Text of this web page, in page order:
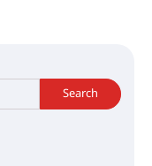
Search